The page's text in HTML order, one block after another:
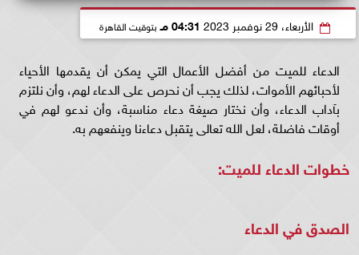
الأربعاء، 29 نوفمبر 2023 04:31 مـ بتوقيت القاهرة
الدعاء للميت من أفضل الأعمال التي يمكن أن يقدمها الأحياء
لأحبائهم الأموات، لذلك يجب أن نحرص على الدعاء لهم، وأن نلتزم
بآداب الدعاء، وأن نختار صيغة دعاء مناسبة، وأن ندعو لهم في
أوقات فاضلة، لعل الله تعالى يتقبل دعاءنا وينفعهم به.
خطوات الدعاء للميت:
الصدق في الدعاء